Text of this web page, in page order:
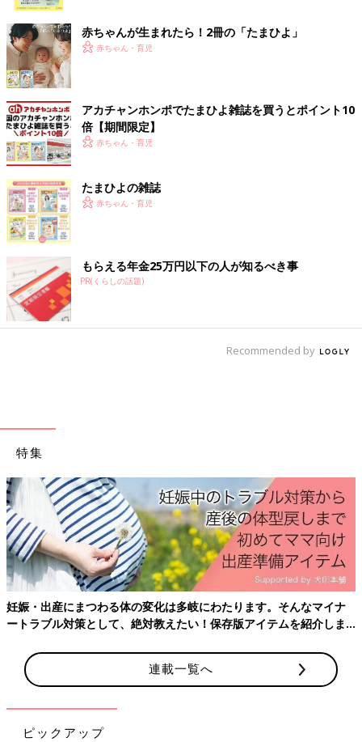
すっとぼけてたら「この手をこうやって押すんですよ？」って教
えてくれてた。ありがとうな…
※クレーン現象…ものなどを取ってほしいときに、おうちのかた
やそばにいる人の手をつかみ、そのものや場所まで持っていく行
（参考：https://benesse.jp/contents/clinic/body/10-1/post-
470.html）
＞＞ツボウチ出産劇場＆育児劇場 これまでのお話はこちら！
前の話
練習して挑んだ１歳
半健診の結果
は・・・？【ツボウ
チ育児劇場 #30】
赤ちゃんが生まれたら！2冊の「たまひよ」
赤ちゃん・育児
アカチャンホンポでたまひよ雑誌を買うとポイント10
倍【期間限定】
赤ちゃん・育児
たまひよの雑誌
赤ちゃん・育児
もらえる年金25万円以下の人が知るべき事
PR(くらしの話題)
Recommended by
特集
妊娠・出産にまつわる体の変化は多岐にわたります。そんなマイナ
ートラブル対策として、絶対教えたい！保存版アイテムを紹介しま
連載一覧へ
ピックアップ